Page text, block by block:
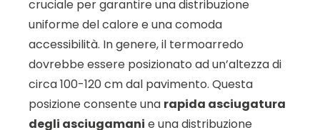
cruciale per garantire una distribuzione
uniforme del calore e una comoda
accessibilità. In genere, il termoarredo
dovrebbe essere posizionato ad un’altezza di
circa 100-120 cm dal pavimento. Questa
posizione consente una rapida asciugatura
degli asciugamani e una distribuzione